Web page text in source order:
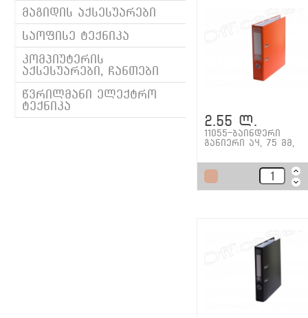
მაგიდის აქსესუარები
საოფისე ტექნიკა
კომპიუტერის
აქსესუარები, ჩანთები
წვრილმანი ელექტრო
ტექნიკა
2.55 ლ.
11055-ბაინდერი
განიერი ა4, 75 მმ,